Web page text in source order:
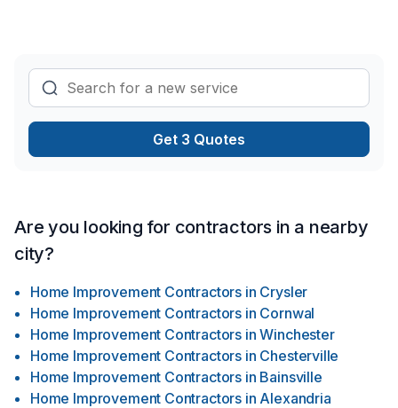
Get 3 Quotes
Are you looking for contractors in a nearby
city?
Home Improvement Contractors in Crysler
Home Improvement Contractors in Cornwal
Home Improvement Contractors in Winchester
Home Improvement Contractors in Chesterville
Home Improvement Contractors in Bainsville
Home Improvement Contractors in Alexandria